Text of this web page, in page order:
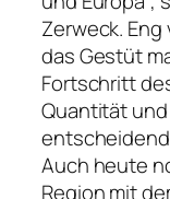
Zerweck.
das Gestüt
Fortschritt
Quantität
Auch heute
Region mit